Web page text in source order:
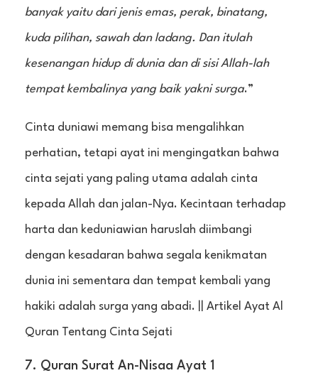
banyak yaitu dari jenis emas, perak, binatang,
kuda pilihan, sawah dan ladang. Dan itulah
kesenangan hidup di dunia dan di sisi Allah-lah
tempat kembalinya yang baik yakni surga.”
Cinta duniawi memang bisa mengalihkan
perhatian, tetapi ayat ini mengingatkan bahwa
cinta sejati yang paling utama adalah cinta
kepada Allah dan jalan-Nya. Kecintaan terhadap
harta dan keduniawian haruslah diimbangi
dengan kesadaran bahwa segala kenikmatan
dunia ini sementara dan tempat kembali yang
hakiki adalah surga yang abadi. || Artikel Ayat Al
Quran Tentang Cinta Sejati
7. Quran Surat An-Nisaa Ayat 1